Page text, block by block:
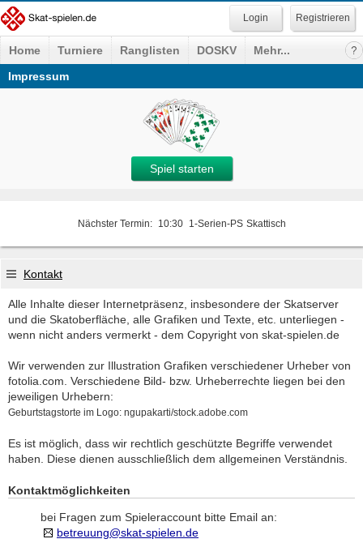
Registrieren
Home Turniere Ranglisten DOSKV
Mehr...
Impressum
Spiel starten
Nächster Termin: 10:30 1-Serien-PS Skattisch
Kontakt
Alle Inhalte dieser Internetpräsenz, insbesondere der Skatserver
und die Skatoberfläche, alle Grafiken und Texte, etc. unterliegen -
wenn nicht anders vermerkt - dem Copyright von skat-spielen.de
Wir verwenden zur Illustration Grafiken verschiedener Urheber von
fotolia.com. Verschiedene Bild- bzw. Urheberrechte liegen bei den
jeweiligen Urhebern:
Geburtstagstorte im Logo: ngupakarti/stock.adobe.com
Es ist möglich, dass wir rechtlich geschützte Begriffe verwendet
haben. Diese dienen ausschließlich dem allgemeinen Verständnis.
Kontaktmöglichkeiten
bei Fragen zum Spieleraccount bitte Email an:
betreuung@skat-spielen.de